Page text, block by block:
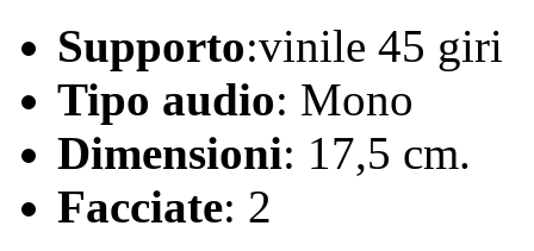
Supporto:vinile 45 giri
Tipo audio: Mono
Dimensioni: 17,5 cm.
Facciate: 2